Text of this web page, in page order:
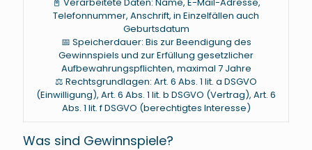
Telefonnummer, Anschrift, in Einzelfällen auch
Geburtsdatum
📅 Speicherdauer: Bis zur Beendigung des
Gewinnspiels und zur Erfüllung gesetzlicher
Aufbewahrungspflichten, maximal 7 Jahre
⚖️ Rechtsgrundlagen: Art. 6 Abs. 1 lit. a DSGVO
(Einwilligung), Art. 6 Abs. 1 lit. b DSGVO (Vertrag), Art. 6
Abs. 1 lit. f DSGVO (berechtigtes Interesse)
Was sind Gewinnspiele?